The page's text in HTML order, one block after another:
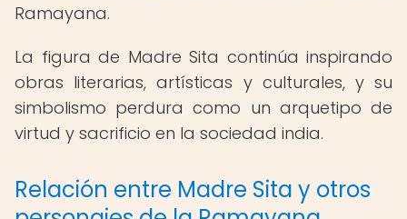
Ramayana.
La figura de Madre Sita continúa inspirando
obras literarias, artísticas y culturales, y su
simbolismo perdura como un arquetipo de
virtud y sacrificio en la sociedad india.
Relación entre Madre Sita y otros